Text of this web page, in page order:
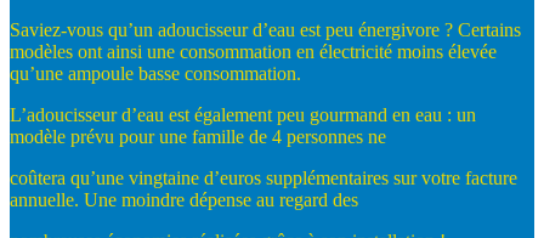
Saviez-vous qu’un adoucisseur d’eau est peu énergivore ? Certains
modèles ont ainsi une consommation en électricité moins élevée
qu’une ampoule basse consommation.
L’adoucisseur d’eau est également peu gourmand en eau : un
modèle prévu pour une famille de 4 personnes ne
coûtera qu’une vingtaine d’euros supplémentaires sur votre facture
annuelle. Une moindre dépense au regard des